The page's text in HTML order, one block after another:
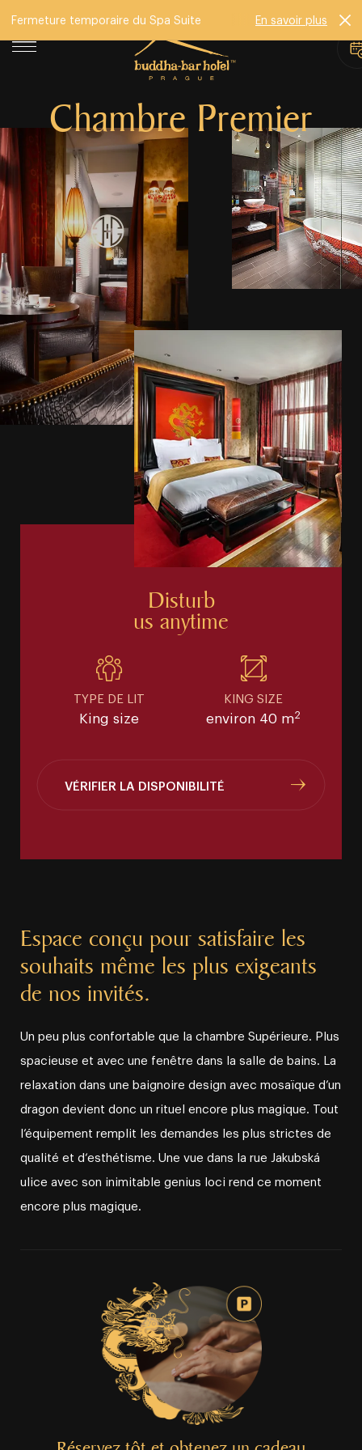
Chambre Premier
Disturb
us anytime
TYPE DE LIT
King size
KING SIZE
environ 40 m2
VÉRIFIER LA DISPONIBILITÉ
Espace conçu pour satisfaire les
souhaits même les plus exigeants
de nos invités.
Un peu plus confortable que la chambre Supérieure. Plus
spacieuse et avec une fenêtre dans la salle de bains. La
relaxation dans une baignoire design avec mosaïque d’un
dragon devient donc un rituel encore plus magique. Tout
l’équipement remplit les demandes les plus strictes de
qualité et d‘esthétisme. Une vue dans la rue Jakubská
ulice avec son inimitable genius loci rend ce moment
encore plus magique.
Fermeture temporaire du Spa Suite En savoir plus